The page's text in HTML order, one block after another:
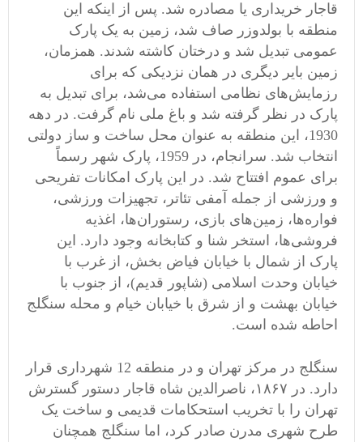
قاجار خریداری یا مصادره شد. پس از اینکه این
منطقه با بولدوزر صاف شد، زمین به یک پارک
عمومی تبدیل شد و درختان کاشته شدند. همزمان،
زمین بایر دیگری در همان نزدیکی که برای
رزمایش‌های نظامی استفاده می‌شد، برای تبدیل به
پارک در نظر گرفته شد و باغ ملی نام گرفت. در دهه
1930، این منطقه به عنوان محل ساخت و ساز دولتی
انتخاب شد. سرانجام، در 1959، پارک شهر رسماً
برای عموم افتتاح شد. در این پارک امکانات تفریحی
و ورزشی از جمله آمفی تئاتر، تجهیزات ورزشی،
فواره‌ها، زمین‌های بازی، رستوران‌ها، اغذیه
فروشی‌ها، استخر شنا و کتابخانه وجود دارد. این
پارک از شمال با خیابان فیاض بخش، از غرب با
خیابان وحدت اسلامی (شاپور قدیم)، از جنوب با
خیابان بهشت ​​و از شرق با خیابان خیام و محله سنگلج
احاطه شده است.
سنگلج در مرکز تهران و در منطقه 12 شهرداری قرار
دارد. در ۱۸۶۷، ناصرالدین شاه قاجار دستور گسترش
تهران را با تخریب استحکامات قدیمی و ساخت یک
طرح شهری مدرن صادر کرد، اما سنگلج همچنان